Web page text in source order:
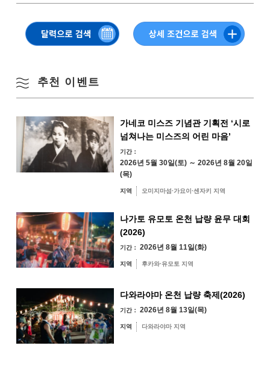
△탭 or 클릭으로 PDF가 열립니다
월 수 목 일
4 5
10 11 12 13 14 15 16
18 19 20
31
« 7월
가을
겨울
지역별 검색 by Area
유야·헤키 지역
오미지마섬·가요
이·센자키 지역
추천 이벤트
가네코 미스즈 기념관 기획전 ‘시로
넘쳐나는 미스즈의 어린 마음’
기간：
2026년 5월 30일(토) ～ 2026년 8월 20일
(목)
지역 오미지마섬·가요이·센자키 지역
나가토 유모토 온천 납량 윤무 대회
(2026)
기간： 2026년 8월 11일(화)
지역 후카와·유모토 지역
다와라야마 온천 납량 축제(2026)
기간： 2026년 8월 13일(목)
지역 다와라야마 지역